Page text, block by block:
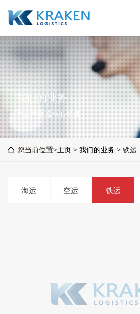
我们的业务
为品牌创造核心价值
您当前位置>主页 > 我们的业务 > 铁运
海运 空运 铁运